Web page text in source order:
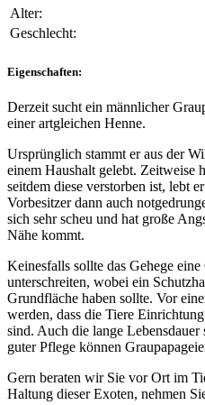
Alter:
Geschlecht:
Eigenschaften:
Derzeit sucht ein männlicher
einer artgleichen Henne.
Ursprünglich stammt er aus der
einem Haushalt gelebt. Zeitweise
seitdem diese verstorben ist, lebt
Vorbesitzer dann auch
sich sehr scheu und hat große
Nähe kommt.
Keinesfalls sollte das Gehege
unterschreiten, wobei ein
Grundfläche haben sollte. Vor
werden, dass die Tiere
sind. Auch die lange
guter Pflege können
Gern beraten wir Sie vor Ort im
Haltung dieser Exoten, nehmen